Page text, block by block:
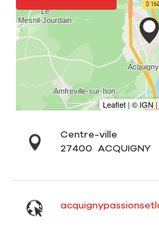
Centre-ville
27400
ACQUIGNY